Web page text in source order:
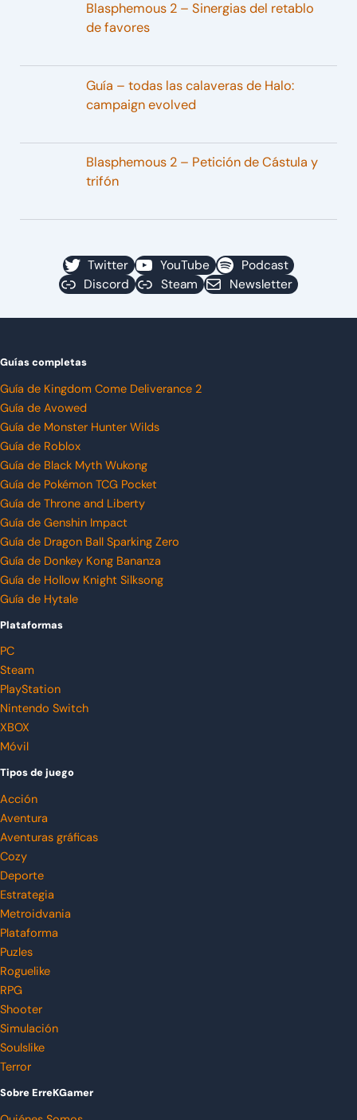
Blasphemous 2 – Sinergias del retablo
de favores
Guía – todas las calaveras de Halo:
campaign evolved
Blasphemous 2 – Petición de Cástula y
trifón
Twitter YouTube
Podcast
Discord
Steam Newsletter
Guías completas
Guía de Kingdom Come Deliverance 2
Guía de Avowed
Guía de Monster Hunter Wilds
Guía de Roblox
Guía de Black Myth Wukong
Guía de Pokémon TCG Pocket
Guía de Throne and Liberty
Guía de Genshin Impact
Guía de Dragon Ball Sparking Zero
Guía de Donkey Kong Bananza
Guía de Hollow Knight Silksong
Guía de Hytale
Plataformas
PC
Steam
PlayStation
Nintendo Switch
XBOX
Móvil
Tipos de juego
Acción
Aventura
Aventuras gráficas
Cozy
Deporte
Estrategia
Metroidvania
Plataforma
Puzles
Roguelike
RPG
Shooter
Simulación
Soulslike
Terror
Sobre ErreKGamer